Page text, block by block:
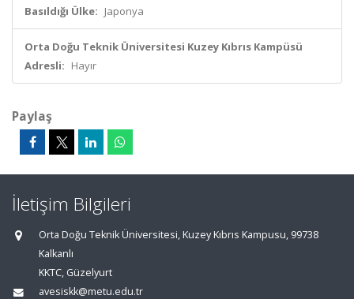
Basıldığı Ülke: Japonya
Orta Doğu Teknik Üniversitesi Kuzey Kıbrıs Kampüsü
Adresli: Hayır
Paylaş
İletişim Bilgileri
Orta Doğu Teknik Üniversitesi, Kuzey Kıbrıs Kampusu, 99738
Kalkanlı
KKTC, Güzelyurt
avesiskk@metu.edu.tr